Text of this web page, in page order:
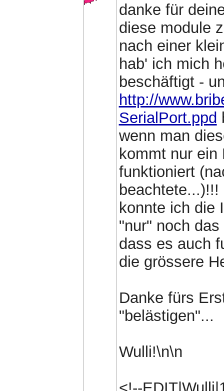
danke für
diese module
nach einer
hab' ich mich
beschäftigt -
http://
SerialPort.ppd
wenn man
kommt nur ein
funktioniert
konnte ich die
"nur" noch
dass es auch
die grössere
Danke fürs
"belästigen"...
Wulli!\n\n